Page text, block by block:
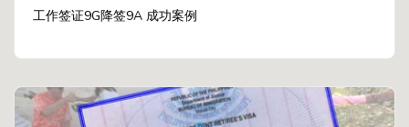
工作签证9G降签9A 成功案例